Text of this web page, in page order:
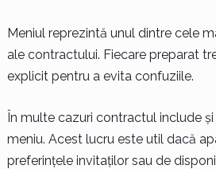
Meniul reprezintă unul dintre cele
ale contractului. Fiecare preparat
explicit pentru a evita confuziile.
În multe cazuri contractul include
meniu. Acest lucru este util dacă
preferințele invitaților sau de